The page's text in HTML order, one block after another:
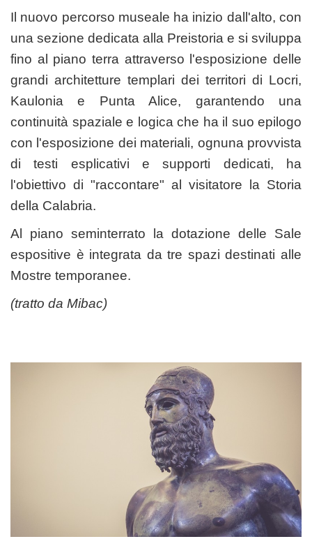
Il nuovo percorso museale ha inizio dall'alto, con
una sezione dedicata alla Preistoria e si sviluppa
fino al piano terra attraverso l'esposizione delle
grandi architetture templari dei territori di Locri,
Kaulonia e Punta Alice, garantendo una
continuità spaziale e logica che ha il suo epilogo
con l'esposizione dei materiali, ognuna provvista
di testi esplicativi e supporti dedicati, ha
l'obiettivo di "raccontare" al visitatore la Storia
della Calabria.
Al piano seminterrato la dotazione delle Sale
espositive è integrata da tre spazi destinati alle
Mostre temporanee.
(tratto da Mibac)